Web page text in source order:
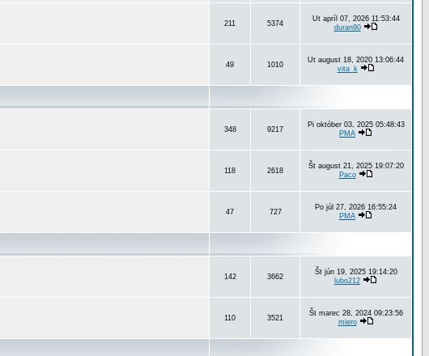
211 5374
Ut apríl 07, 2026 11:53:44
duran90
49 1010
Ut august 18, 2020 13:06:44
vita_k
348 9217
Pi október 03, 2025 05:48:43
PMA
118 2618
Št august 21, 2025 19:07:20
Paco
47 727
Po júl 27, 2026 16:55:24
PMA
142 3662
Št jún 19, 2025 19:14:20
lubo212
110 3521
Št marec 28, 2024 09:23:56
miero